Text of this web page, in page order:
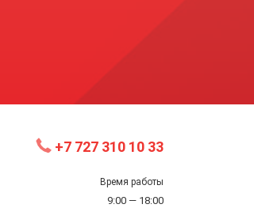
+7 727 310 10 33
Время работы
9:00 — 18:00